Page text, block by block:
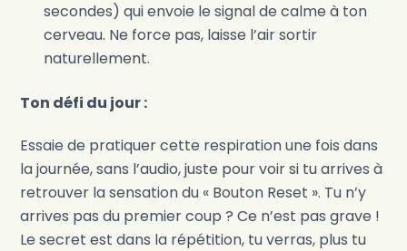
secondes) qui envoie le signal de calme à ton
cerveau. Ne force pas, laisse l’air sortir
naturellement.
Ton défi du jour :
Essaie de pratiquer cette respiration une fois dans
la journée, sans l’audio, juste pour voir si tu arrives à
retrouver la sensation du « Bouton Reset ». Tu n’y
arrives pas du premier coup ? Ce n’est pas grave !
Le secret est dans la répétition, tu verras, plus tu